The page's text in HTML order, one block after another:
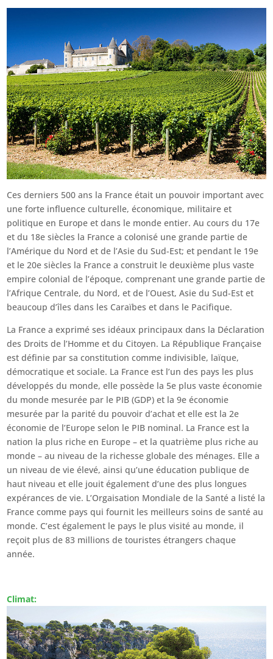
Ces derniers 500 ans la France était un pouvoir important avec
une forte influence culturelle, économique, militaire et
politique en Europe et dans le monde entier. Au cours du 17e
et du 18e siècles la France a colonisé une grande partie de
l’Amérique du Nord et de l’Asie du Sud-Est; et pendant le 19e
et le 20e siècles la France a construit le deuxième plus vaste
empire colonial de l’époque, comprenant une grande partie de
l’Afrique Centrale, du Nord, et de l’Ouest, Asie du Sud-Est et
beaucoup d’îles dans les Caraïbes et dans le Pacifique.
La France a exprimé ses idéaux principaux dans la Déclaration
des Droits de l’Homme et du Citoyen. La République Française
est définie par sa constitution comme indivisible, laïque,
démocratique et sociale. La France est l’un des pays les plus
développés du monde, elle possède la 5e plus vaste économie
du monde mesurée par le PIB (GDP) et la 9e économie
mesurée par la parité du pouvoir d’achat et elle est la 2e
économie de l’Europe selon le PIB nominal. La France est la
nation la plus riche en Europe – et la quatrième plus riche au
monde – au niveau de la richesse globale des ménages. Elle a
un niveau de vie élevé, ainsi qu’une éducation publique de
haut niveau et elle jouit également d’une des plus longues
expérances de vie. L’Orgaisation Mondiale de la Santé a listé la
France comme pays qui fournit les meilleurs soins de santé au
monde. C’est également le pays le plus visité au monde, il
reçoit plus de 83 millions de touristes étrangers chaque
année.
Climat: